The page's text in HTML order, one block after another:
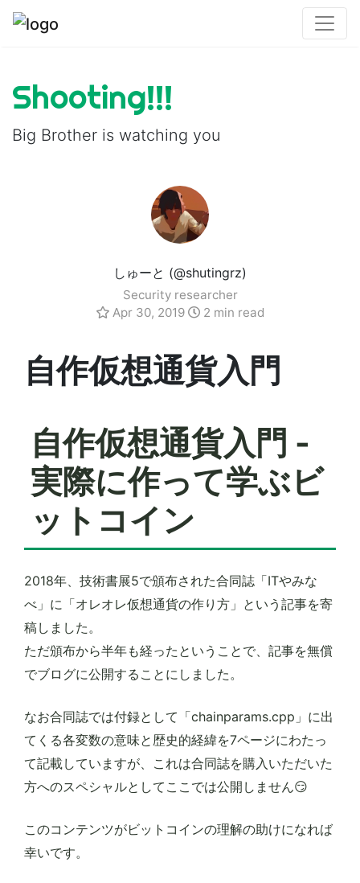
Shooting!!!
Big Brother is watching you
しゅーと (@shutingrz)
Security researcher
Apr 30, 2019
2 min read
自作仮想通貨入門
自作仮想通貨入門 -
実際に作って学ぶビ
ットコイン
2018年、技術書展5で頒布された合同誌「ITやみな
べ」に「オレオレ仮想通貨の作り方」という記事を寄
稿しました。
ただ頒布から半年も経ったということで、記事を無償
でブログに公開することにしました。
なお合同誌では付録として「chainparams.cpp」に出
てくる各変数の意味と歴史的経緯を7ページにわたっ
て記載していますが、これは合同誌を購入いただいた
方へのスペシャルとしてここでは公開しません😏
このコンテンツがビットコインの理解の助けになれば
幸いです。